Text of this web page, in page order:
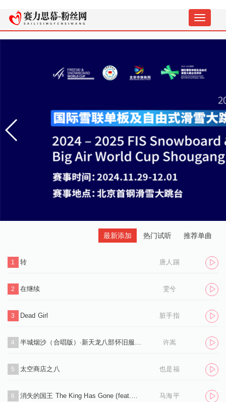
切
换
最新添加 热门试听 推荐单曲
1 转 唐人踢
2 在继续 雯兮
3 Dead Girl 脏手指
4 半城烟沙（合唱版）·新天龙八部怀旧服推广曲 许嵩
5 太空商店之八 也是福
6 消失的国王 The King Has Gone (feat.孙凌生) 马海平